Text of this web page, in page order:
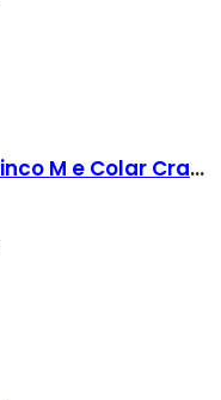
Conjunto Banho Ouro 18k – Brinco M e Colar Cravação Inglesa